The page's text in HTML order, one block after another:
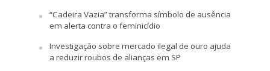
“Cadeira Vazia” transforma símbolo de ausência
em alerta contra o feminicídio
Investigação sobre mercado ilegal de ouro ajuda
a reduzir roubos de alianças em SP